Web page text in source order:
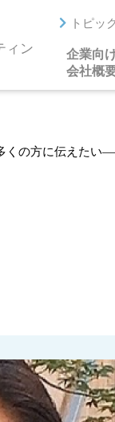
ィン
トピッ
企業向
会社概
くの方に伝えたい